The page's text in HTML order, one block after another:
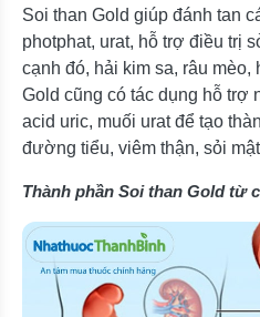
Soi than Gold giúp đánh tan
photphat, urat, hỗ trợ điều trị
cạnh đó, hải kim sa, râu mèo,
Gold cũng có tác dụng hỗ trợ
acid uric, muối urat để tạo
đường tiểu, viêm thận, sỏi
Thành phần Soi than Gold từ